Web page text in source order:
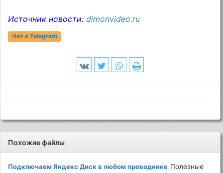
Источник новости:dimonvideo.ru
Чат в Telegram
Похожие файлы
Подключаем Яндекс Диск в любом проводнике Полезные